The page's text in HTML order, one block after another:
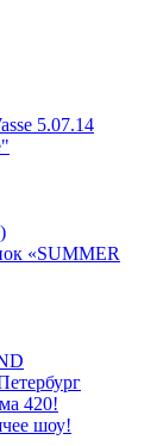
5.07.14
«SUMMER
420!
шоу!